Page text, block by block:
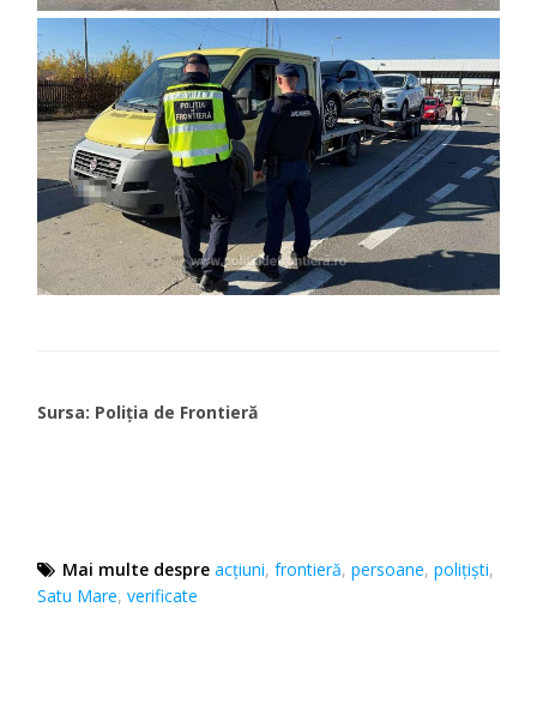
Sursa: Poliția de Frontieră
Mai multe despre acţiuni,frontieră,persoane,poliţişti,
Satu Mare,verificate